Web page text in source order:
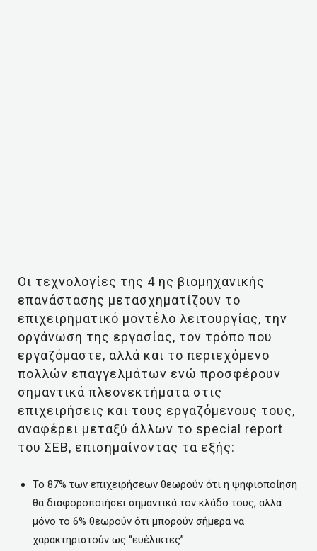
Οι τεχνολογίες της 4 ης βιομηχανικής
επανάστασης μετασχηματίζουν το
επιχειρηματικό μοντέλο λειτουργίας, την
οργάνωση της εργασίας, τον τρόπο που
εργαζόμαστε, αλλά και το περιεχόμενο
πολλών επαγγελμάτων ενώ προσφέρουν
σημαντικά πλεονεκτήματα στις
επιχειρήσεις και τους εργαζόμενους τους,
αναφέρει μεταξύ άλλων το special report
του ΣΕΒ, επισημαίνοντας τα εξής:
Το 87% των επιχειρήσεων θεωρούν ότι η ψηφιοποίηση
θα διαφοροποιήσει σημαντικά τον κλάδο τους, αλλά
μόνο το 6% θεωρούν ότι μπορούν σήμερα να
χαρακτηριστούν ως “ευέλικτες”.